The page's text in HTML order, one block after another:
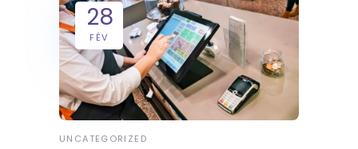
28
FÉV
UNCATEGORIZED